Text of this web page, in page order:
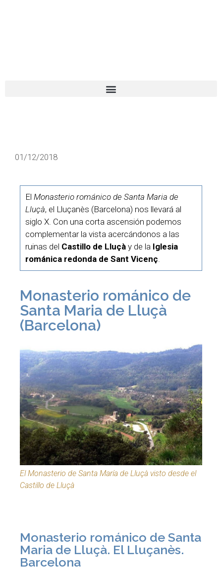
01/12/2018
El Monasterio románico de Santa Maria de
Lluçà, el Lluçanès (Barcelona) nos llevará al
siglo X. Con una corta ascensión podemos
complementar la vista acercándonos a las
ruinas del Castillo de Lluçà y de la Iglesia
románica redonda de Sant Vicenç
Monasterio románico de
Santa Maria de Lluçà
(Barcelona)
El Monasterio de Santa María de Lluçà visto desde el
Castillo de Lluçà
Monasterio románico de Santa
Maria de Lluçà. El Lluçanès.
Barcelona